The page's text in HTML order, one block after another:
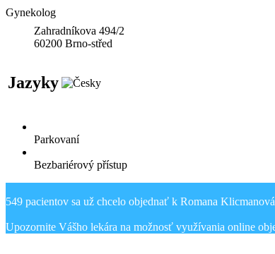
Gynekolog
Zahradníkova 494/2
60200 Brno-střed
Jazyky
Parkovaní
Bezbariérový přístup
549 pacientov sa už chcelo objednať k Romana Klicmanová